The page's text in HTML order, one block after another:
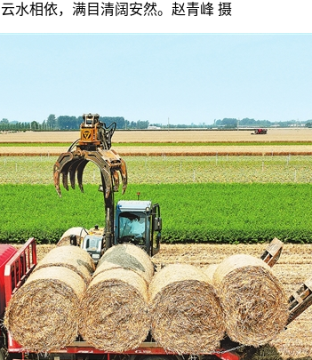
水相依，满目清阔安然。赵青峰 摄